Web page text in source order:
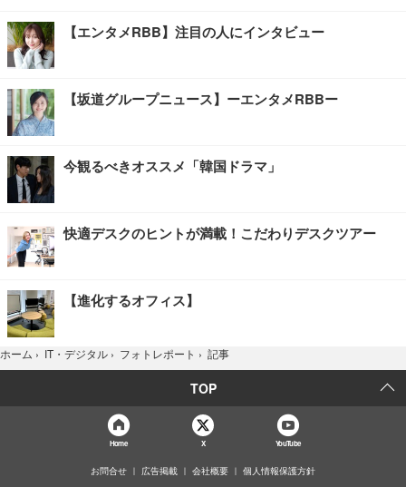
【エンタメRBB】注目の人にインタビュー
【坂道グループニュース】ーエンタメRBBー
今観るべきオススメ「韓国ドラマ」
快適デスクのヒントが満載！こだわりデスクツアー
【進化するオフィス】
ホーム › IT・デジタル › フォトレポート › 記事
TOP
Home X YouTube
お問合せ 広告掲載 会社概要 個人情報保護方針